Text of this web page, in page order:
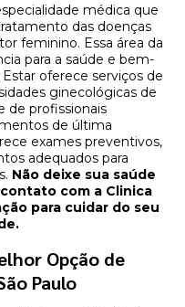
médica que
das doenças
feminino. Essa área da
para a saúde e bem-
oferece serviços de
ginecológicas de
de profissionais
de última
exames preventivos,
adequados para
Não deixe sua saúde
com a Clinica
para cuidar do seu
Opção de
Paulo